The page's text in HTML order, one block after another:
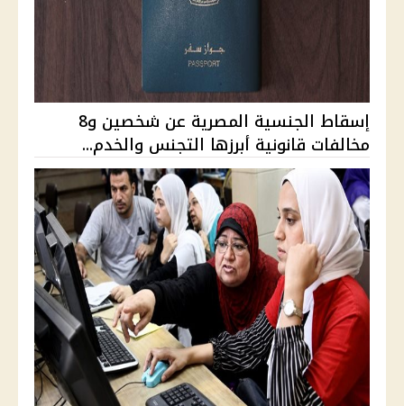
إسقاط الجنسية المصرية عن شخصين و8
مخالفات قانونية أبرزها التجنس والخدم...